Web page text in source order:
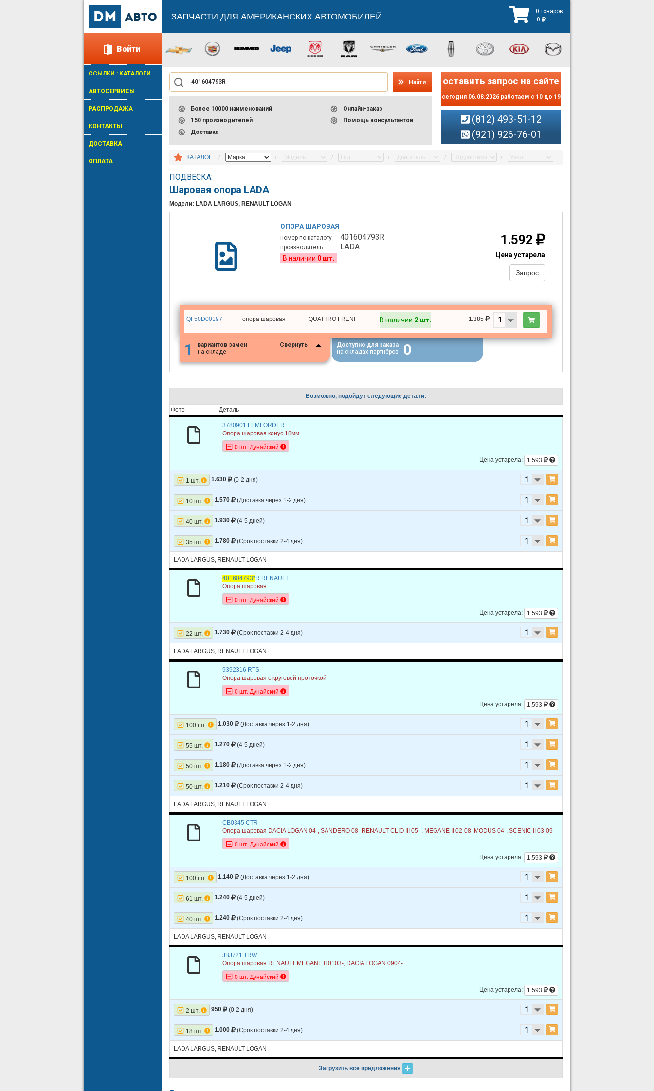
Войти
ССЫЛКИ : КАТАЛОГИ
АВТОСЕРВИСЫ
РАСПРОДАЖА
КОНТАКТЫ
ДОСТАВКА
ОПЛАТА
ЗАПЧАСТИ ДЛЯ АМЕРИКАНСКИХ АВТОМОБИЛЕЙ
0 товаров
0
Найти
Более 10000 наименований
150 производителей
Доставка
Онлайн-заказ
Помощь консультантов
оставить запрос на сайте
сегодня 06.08.2026 работаем с 10 до 19
(812) 493-51-12
(921) 926-76-01
КАТАЛОГ
ПОДВЕСКА:
Шаровая опора LADA
Модели: LADA LARGUS, RENAULT LOGAN
ОПОРА ШАРОВАЯ
номер по каталогу 401604793R
производитель LADA
В наличии 0 шт.
1.592
Цена устарела
Запрос
QF50D00197 опора шаровая QUATTRO FRENI В наличии 2 шт. 1.385
1
вариантов замен
на складе
Свернуть
Доступно для заказа
на складах партнёров
0
Возможно, подойдут следующие детали:
Фото
Деталь
3780901 LEMFORDER
Опора шаровая конус 18мм
0 шт. Дунайский
Цена устарела:
1.593
1 шт. 1.630 (0-2 дня)
10 шт. 1.570 (Доставка через 1-2 дня)
40 шт. 1.930 (4-5 дней)
35 шт. 1.780 (Срок поставки 2-4 дня)
LADA LARGUS, RENAULT LOGAN
401604793*R RENAULT
Опора шаровая
0 шт. Дунайский
Цена устарела:
1.593
22 шт. 1.730 (Срок поставки 2-4 дня)
LADA LARGUS, RENAULT LOGAN
9392316 RTS
Опора шаровая с круговой проточкой
0 шт. Дунайский
Цена устарела:
1.593
100 шт. 1.030 (Доставка через 1-2 дня)
55 шт. 1.270 (4-5 дней)
50 шт. 1.180 (Доставка через 1-2 дня)
50 шт. 1.210 (Срок поставки 2-4 дня)
LADA LARGUS, RENAULT LOGAN
CB0345 CTR
Опора шаровая DACIA LOGAN 04-, SANDERO 08- RENAULT CLIO III 05- , MEGANE II 02-08, MODUS 04-, SCENIC II 03-09
0 шт. Дунайский
Цена устарела:
1.593
100 шт. 1.140 (Доставка через 1-2 дня)
61 шт. 1.240 (4-5 дней)
40 шт. 1.240 (Срок поставки 2-4 дня)
LADA LARGUS, RENAULT LOGAN
JBJ721 TRW
Опора шаровая RENAULT MEGANE II 0103-, DACIA LOGAN 0904-
0 шт. Дунайский
Цена устарела:
1.593
2 шт. 950 (0-2 дня)
18 шт. 1.000 (Срок поставки 2-4 дня)
LADA LARGUS, RENAULT LOGAN
Загрузить все предложения